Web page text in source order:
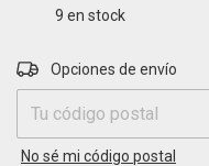
9 en stock
Entregas para el CP:
Opciones de envío
No sé mi código postal